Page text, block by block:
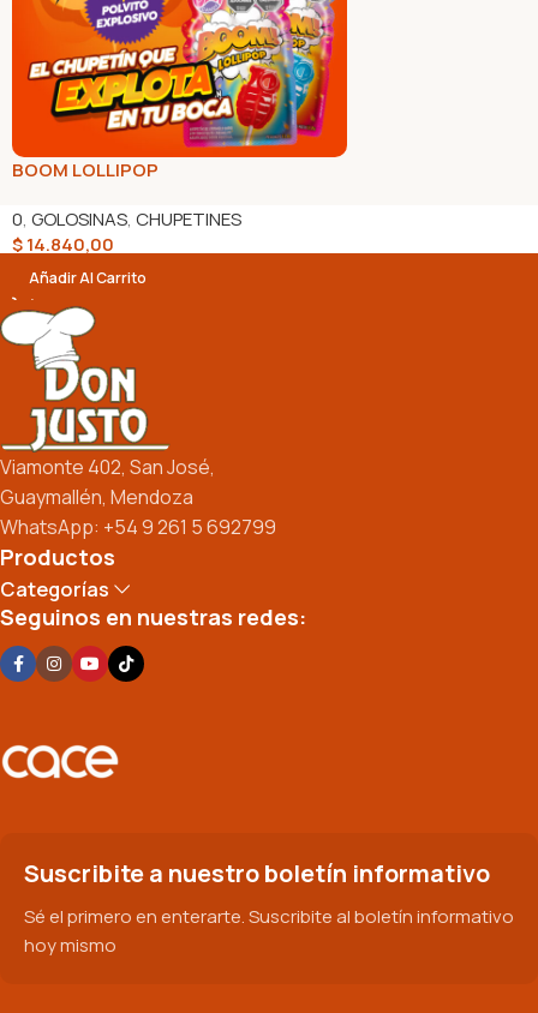
BOOM LOLLIPOP
0, GOLOSINAS, CHUPETINES
$14.840,00
Añadir Al Carrito
Viamonte 402, San José,
Guaymallén, Mendoza
WhatsApp: +54 9 261 5 692799
Productos
Categorías
Seguinos en nuestras redes:
Suscribite a nuestro boletín informativo
Sé el primero en enterarte. Suscribite al boletín informativo
hoy mismo